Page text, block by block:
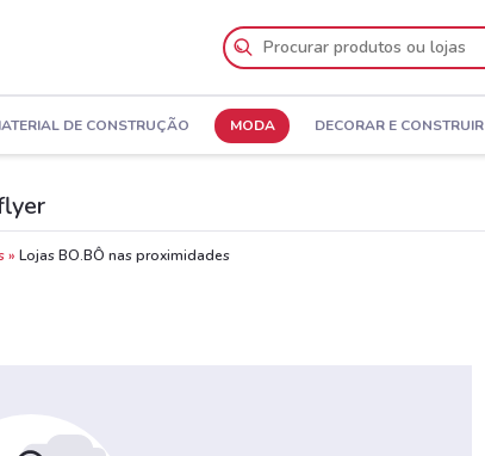
DE CONSTRUÇÃO MODA DECORAR E CONSTRUIR
Lojas BO.BÔ nas proximidades